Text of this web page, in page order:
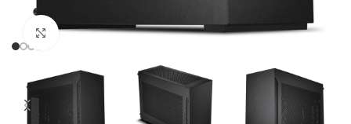
Click to enlarge